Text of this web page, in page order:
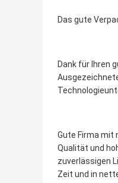
Das gute
Dank für Ihren
Gute Firma mit
Qualität und
zuverlässigen
Zeit und in